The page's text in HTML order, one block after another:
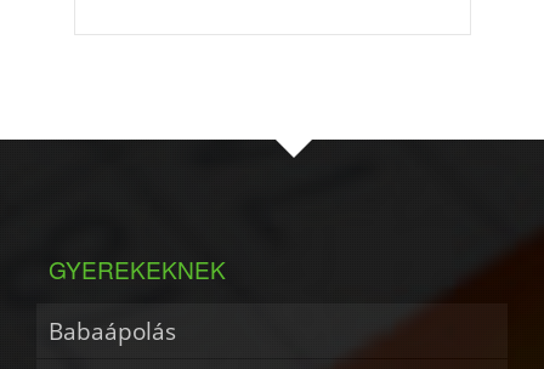
GYEREKEKNEK
Babaápolás